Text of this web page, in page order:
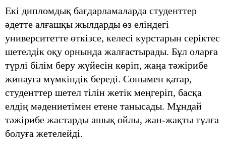
Екі дипломдық бағдарламаларда студенттер
әдетте алғашқы жылдарды өз еліндегі
университетте өткізсе, келесі курстарын серіктес
шетелдік оқу орнында жалғастырады. Бұл оларға
түрлі білім беру жүйесін көріп, жаңа тәжірибе
жинауға мүмкіндік береді. Сонымен қатар,
студенттер шетел тілін жетік меңгеріп, басқа
елдің мәдениетімен етене танысады. Мұндай
тәжірибе жастарды ашық ойлы, жан-жақты тұлға
болуға жетелейді.